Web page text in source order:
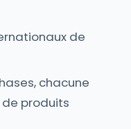
de
chacune
produits